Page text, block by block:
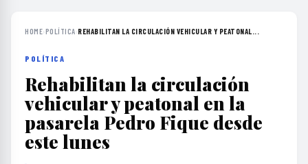
HOME›POLÍTICA›REHABILITAN LA CIRCULACIÓN VEHICULAR Y PEATONAL...
POLÍTICA
Rehabilitan la circulación
vehicular y peatonal en la
pasarela Pedro Fique desde
este lunes